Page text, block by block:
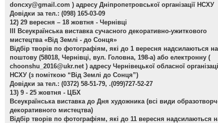
doncxy@gmail.com ) адресу Дніпропетровської організації НСХУ
Довідки за тел.: (098) 165-03-09
12) 29 вересня – 18 жовтня - Чернівці
ІІІ Всеукраїнська виставка сучасного декоративно-ужиткового
мистецтва «Від Землі - до Сонця»
Відбір творів по фотографіям, які до 1 вересня надсилаються на
поштову (58018, Чернівці, вул. Головна, 198-а) або електронну (
choonshu_2016@ukr.net ) адресу Чернівецької обласної
НСХУ (з поміткою “Від Землі до Сонця”)
Довідки за тел.: (0372) 58-51-79, .(099)727-52-27
13) 9 - 25 жовтня - ЦБХ
Всеукраїнська виставка до Дня художника (всі види
декоративного мистецтва)
Відбір творів по фотографіям, які до 11 вересня надсилаються